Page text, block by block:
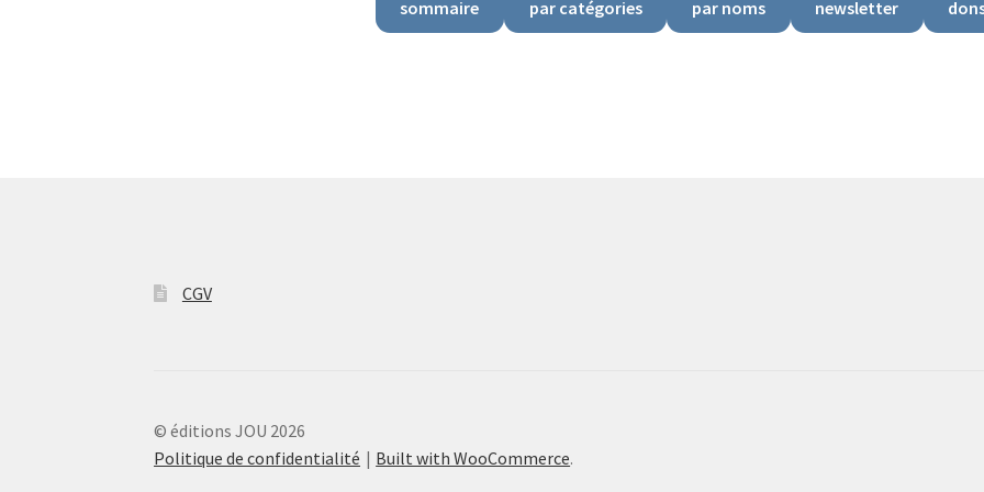
sommaire par catégories par noms newsletter
CGV
© éditions JOU 2026
Politique de confidentialité
Built with WooCommerce.